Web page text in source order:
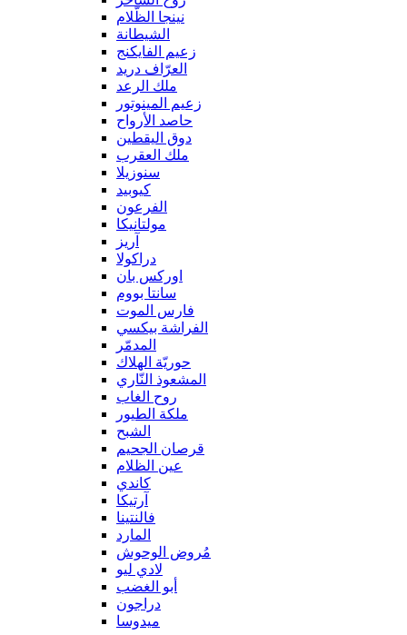
نينجا الظّلام
الشيطانة
زعيم الفايكنج
العرّاف دريد
ملك الرعد
زعيم المينوتور
حاصد الأرواح
دوق اليقطين
ملك العقرب
سنوزيلا
كيوبيد
الفرعون
مولتانيكا
آريز
دراكولا
اوركس بان
سانتا بووم
فارس الموت
الفراشة بيكسي
المدمّر
حوريّة الهلاك
المشعوذ النّاري
روح الغاب
ملكة الطيور
الشبح
قرصان الجحيم
عين الظلام
كاندي
آرتيكا
فالنتينا
المارد
مُروض الوحوش
لادي ليو
أبو الغضب
دراجون
ميدوسا